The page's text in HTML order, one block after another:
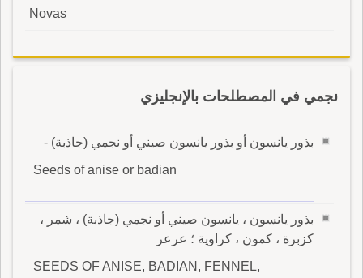
Novas
نجمي في المصطلحات بالإنجليزي
بذور يانسون أو بذور يانسون صيني أو نجمي (جاذبة) -
Seeds of anise or badian
بذور يانسون ، يانسون صيني أو نجمي (جاذبة) ، شمر ،
كزبرة ، كمون ، كراوية ؛ عرعر
SEEDS OF ANISE, BADIAN, FENNEL,